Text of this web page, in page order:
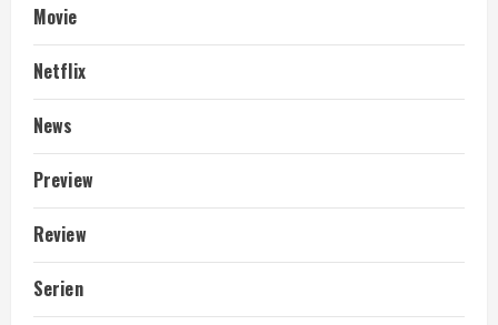
Movie
Netflix
News
Preview
Review
Serien